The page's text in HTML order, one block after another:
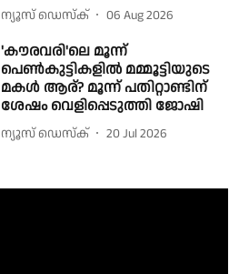
ന്യൂസ് ഡെസ്ക് 06 Aug 2026
'കൗരവരി'ലെ മൂന്ന്
പെൺകുട്ടികളിൽ മമ്മൂട്ടിയുടെ
മകൾ ആര്? മൂന്ന് പതിറ്റാണ്ടിന്
ശേഷം വെളിപ്പെടുത്തി ജോഷി
ന്യൂസ് ഡെസ്ക് 20 Jul 2026